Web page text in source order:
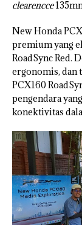
clearencce
New Honda
premium yang
RoadSync Red.
ergonomis, dan
PCX160
pengendara
konektivitas